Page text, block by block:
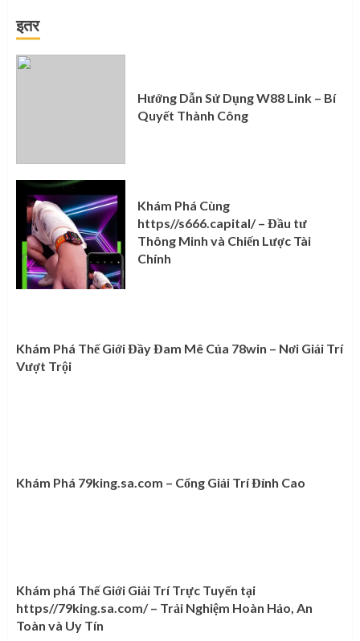
इतर
Hướng Dẫn Sử Dụng W88 Link – Bí
Quyết Thành Công
Khám Phá Cùng
https//s666.capital/ – Đầu tư
Thông Minh và Chiến Lược Tài
Chính
Khám Phá Thế Giới Đầy Đam Mê Của 78win – Nơi Giải Trí
Vượt Trội
Khám Phá 79king.sa.com – Cổng Giải Trí Đỉnh Cao
Khám phá Thế Giới Giải Trí Trực Tuyến tại
https//79king.sa.com/ – Trải Nghiệm Hoàn Hảo, An
Toàn và Uy Tín